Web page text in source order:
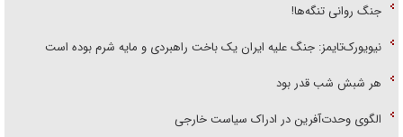
جنگ روانی تنگه‌ها!
نیویورک‌تایمز: جنگ علیه ایران یک باخت راهبردی و مایه شرم بوده است
هر شبش شب قدر بود
الگوی وحدت‌آفرین در ادراک سیاست خارجی